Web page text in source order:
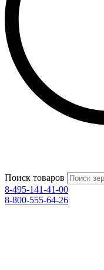
Поиск товаров
8-495-141-41-00
8-800-555-64-26